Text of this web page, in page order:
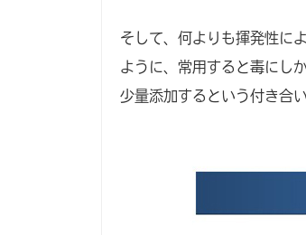
そして、何よりも揮発性に
ように、常用すると毒にし
少量添加するという付き合